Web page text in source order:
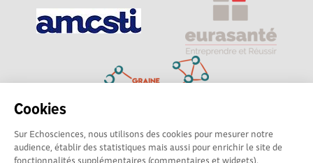
Cookies
Sur Echosciences, nous utilisons des cookies pour mesurer notre
audience, établir des statistiques mais aussi pour enrichir le site de
fonctionnalités supplémentaires (commentaires et widgets).
Explorer, s’exprimer, rentrer en contact : Echosciences
Hauts-de-France est le réseau social des amateurs de